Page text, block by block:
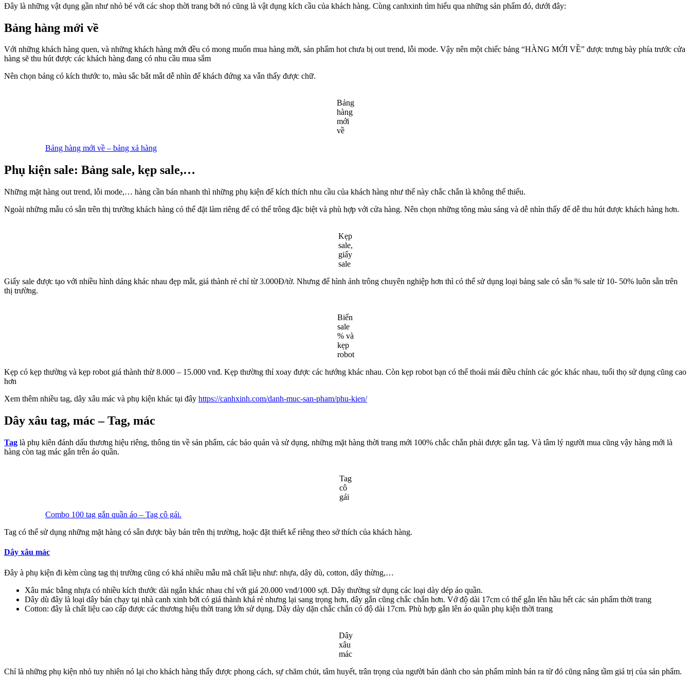
hàng
shop
Đây là những vật dụng gần như nhỏ bé với các shop thời trang bởi nó cũng là vật dụng kích cầu của khách hàng. Cùng canhxinh tìm hiểu qua những sản phẩm đó, dưới đây:
Bảng hàng mới về
Với những khách hàng quen, và những khách hàng mới đều có mong muốn mua hàng mới, sản phẩm hot chưa bị out trend, lỗi mode. Vậy nên một chiếc bảng “HÀNG MỚI VỀ” được trưng bày phía trước cửa
hàng sẽ thu hút được các khách hàng đang có nhu cầu mua sắm
Nên chọn bảng có kích thước to, màu sắc bắt mắt dễ nhìn để khách đứng xa vẫn thấy được chữ.
Bảng
hàng
mới
về
Bảng hàng mới về – bảng xả hàng
Phụ kiện sale: Bảng sale, kẹp sale,…
Những mặt hàng out trend, lỗi mode,… hàng cần bán nhanh thì những phụ kiện để kích thích nhu cầu của khách hàng như thế này chắc chắn là không thể thiếu.
Ngoài những mẫu có sẵn trên thị trường khách hàng có thể đặt làm riêng để có thể trông đặc biệt và phù hợp với cửa hàng. Nên chọn những tông màu sáng và dễ nhìn thấy để dễ thu hút được khách hàng hơn.
Kẹp
sale,
giấy
sale
Giấy sale được tạo với nhiều hình dáng khác nhau đẹp mắt, giá thành rẻ chỉ từ 3.000Đ/tờ. Nhưng để hình ảnh trông chuyên nghiệp hơn thì có thể sử dụng loại bảng sale có sẵn % sale từ 10- 50% luôn sẵn trên
thị trường.
Biển
sale
% và
kẹp
robot
Kẹp có kẹp thường và kẹp robot giá thành thừ 8.000 – 15.000 vnđ. Kẹp thường thỉ xoay được các hướng khác nhau. Còn kẹp robot bạn có thể thoải mái điều chỉnh các góc khác nhau, tuổi thọ sử dụng cũng cao
hơn
Xem thêm nhiều tag, dây xâu mác và phụ kiện khác tại đây https://canhxinh.com/danh-muc-san-pham/phu-kien/
Dây xâu tag, mác – Tag, mác
Tag là phụ kiên đánh dấu thương hiệu riêng, thông tin về sản phẩm, các bảo quản và sử dụng, những mặt hàng thời trang mới 100% chắc chắn phải được gắn tag. Và tâm lý người mua cũng vậy hàng mới là
hàng còn tag mác gắn trên áo quần.
Tag
cô
gái
Combo 100 tag gắn quần áo – Tag cô gái.
Tag có thể sử dụng những mặt hàng có sẵn được bày bán trên thị trường, hoặc đặt thiết kế riêng theo sở thích của khách hàng.
Dây xâu mác
Đây à phụ kiện đi kèm cùng tag thị trường cũng có khá nhiều mẫu mã chất liệu như: nhựa, dây dù, cotton, dây thừng,…
Xâu mác bằng nhựa có nhiều kích thước dài ngắn khác nhau chỉ với giá 20.000 vnđ/1000 sợi. Dây thường sử dụng các loại dày dép áo quần.
Dây dù đây là loại dây bán chạy tại nhà canh xinh bởi có giá thành khá rẻ nhưng lại sang trọng hơn, dây gắn cũng chắc chắn hơn. Vớ độ dài 17cm có thể gắn lên hầu hết các sản phẩm thời trang
Cotton: đây là chất liệu cao cấp được các thương hiệu thời trang lớn sử dụng. Dây dày dặn chắc chắn có độ dài 17cm. Phù hợp gắn lên áo quần phụ kiện thời trang
Dây
xâu
mác
Chỉ là những phụ kiện nhỏ tuy nhiên nó lại cho khách hàng thấy được phong cách, sự chăm chút, tâm huyết, trân trọng của người bán dành cho sản phẩm mình bán ra từ đó cũng nâng tầm giá trị của sản phẩm.